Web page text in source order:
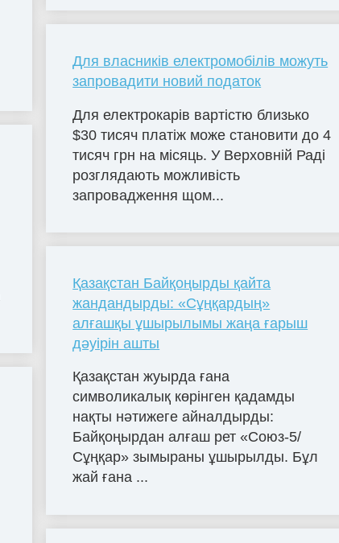
Для власників електромобілів можуть
запровадити новий податок
Для електрокарів вартістю близько
$30 тисяч платіж може становити до 4
тисяч грн на місяць. У Верховній Раді
розглядають можливість
запровадження щом...
Қазақстан Байқоңырды қайта
жандандырды: «Сұңқардың»
алғашқы ұшырылымы жаңа ғарыш
дәуірін ашты
Қазақстан жуырда ғана
символикалық көрінген қадамды
нақты нәтижеге айналдырды:
Байқоңырдан алғаш рет «Союз-5/
Сұңқар» зымыраны ұшырылды. Бұл
жай ғана ...